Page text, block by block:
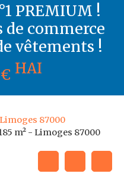
PREMIUM !
de commerce
vêtements !
€ HAI
Limoges 87000
m² - Limoges 87000